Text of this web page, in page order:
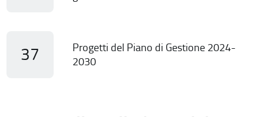
37
Progetti del Piano di Gestione 2024-
2030